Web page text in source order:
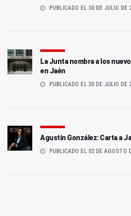
PUBLICADO EL 30 DE JULIO DE
La Junta nombra a los
en Jaén
PUBLICADO EL 30 DE JULIO DE
Agustín González: Carta a
PUBLICADO EL 02 DE AGOSTO